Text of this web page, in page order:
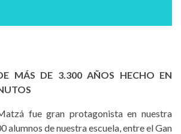
MÁS DE 3.300 AÑOS HECHO EN
fue gran protagonista en nuestra
alumnos de nuestra escuela, entre el Gan